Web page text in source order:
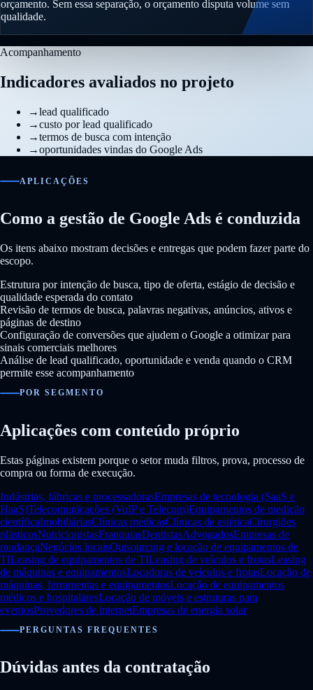
orçamento. Sem essa separação, o orçamento disputa volume sem
qualidade.
Acompanhamento
Indicadores avaliados no projeto
→lead qualificado
→custo por lead qualificado
→termos de busca com intenção
→oportunidades vindas do Google Ads
APLICAÇÕES
Como a gestão de Google Ads é conduzida
Os itens abaixo mostram decisões e entregas que podem fazer parte do
escopo.
Estrutura por intenção de busca, tipo de oferta, estágio de decisão e
qualidade esperada do contato
Revisão de termos de busca, palavras negativas, anúncios, ativos e
páginas de destino
Configuração de conversões que ajudem o Google a otimizar para
sinais comerciais melhores
Análise de lead qualificado, oportunidade e venda quando o CRM
permite esse acompanhamento
POR SEGMENTO
Aplicações com conteúdo próprio
Estas páginas existem porque o setor muda filtros, prova, processo de
compra ou forma de execução.
Indústrias, fábricas e processadorasEmpresas de tecnologia (SaaS e
HaaS)Telecomunicações (VoIP e Telecom)Equipamentos de medição
científicaImobiliáriasClínicas médicasClínicas de estéticaCirurgiões
plásticosNutricionistasFranquiasDentistasAdvogadosEmpresas de
mudançaNegócios locaisOutsourcing e locação de equipamentos de
TILeasing de equipamentos de TILeasing de veículos e frotasLeasing
de máquinas e equipamentosLocadoras de veículos e frotasLocação de
máquinas, ferramentas e equipamentosLocação de equipamentos
médicos e hospitalaresLocação de móveis e estruturas para
eventosProvedores de internetEmpresas de energia solar
PERGUNTAS FREQUENTES
Dúvidas antes da contratação